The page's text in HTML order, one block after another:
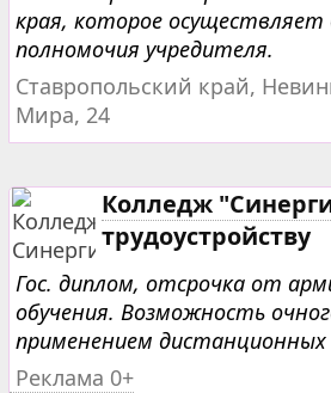
края, которое осуществляет
полномочия учредителя.
Ставропольский край,
Мира, 24
Колледж
трудоустройству
Гос. диплом, отсрочка от
обучения. Возможность
применением дистанционных
Реклама 0+